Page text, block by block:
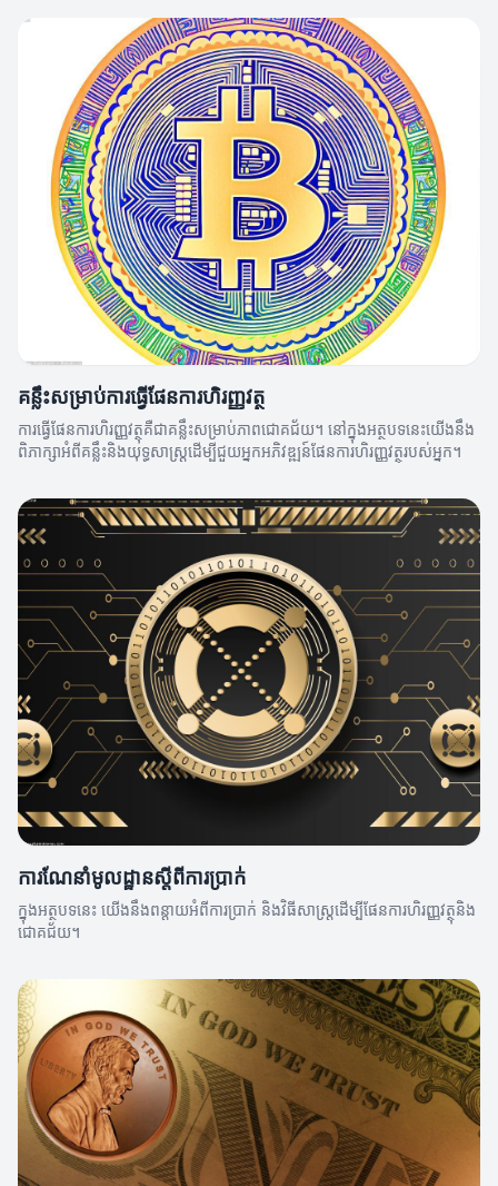
គន្លឹះសម្រាប់ការធ្វើផែនការហិរញ្ញវត្ថុ
ការធ្វើផែនការហិរញ្ញវត្ថុគឺជាគន្លឹះសម្រាប់ភាពជោគជ័យ។ នៅក្នុងអត្ថបទនេះយើងនឹង
ពិភាក្សាអំពីគន្លឹះនិងយុទ្ធសាស្ត្រដើម្បីជួយអ្នកអភិវឌ្ឍន៍ផែនការហិរញ្ញវត្ថុរបស់អ្នក។
ការណែនាំមូលដ្ឋានស្តីពីការប្រាក់
ក្នុងអត្ថបទនេះ យើងនឹងពន្ដាយអំពីការប្រាក់ និងវិធីសាស្ត្រដើម្បីផែនការហិរញ្ញវត្ថុនិង
ជោគជ័យ។